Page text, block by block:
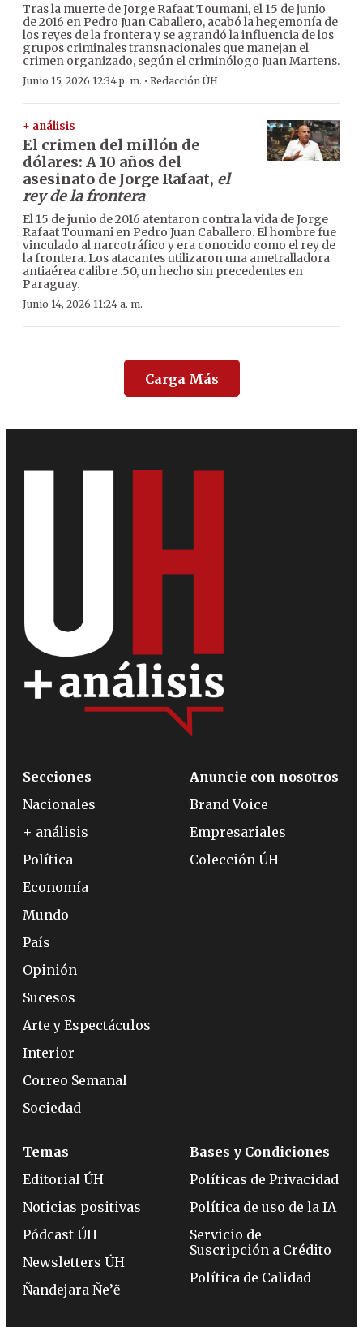
Tras la muerte de Jorge Rafaat Toumani, el 15 de junio
de 2016 en Pedro Juan Caballero, acabó la hegemonía de
los reyes de la frontera y se agrandó la influencia de los
grupos criminales transnacionales que manejan el
crimen organizado, según el criminólogo Juan Martens.
Junio 15, 2026 12:34 p. m. · Redacción ÚH
+ análisis
El crimen del millón de
dólares: A 10 años del
asesinato de Jorge Rafaat, el
rey de la frontera
El 15 de junio de 2016 atentaron contra la vida de Jorge
Rafaat Toumani en Pedro Juan Caballero. El hombre fue
vinculado al narcotráfico y era conocido como el rey de
la frontera. Los atacantes utilizaron una ametralladora
antiaérea calibre .50, un hecho sin precedentes en
Paraguay.
Junio 14, 2026 11:24 a. m.
Carga Más
Secciones
Nacionales
+ análisis
Política
Economía
Mundo
País
Opinión
Sucesos
Arte y Espectáculos
Interior
Correo Semanal
Sociedad
Anuncie con nosotros
Brand Voice
Empresariales
Colección ÚH
Temas
Editorial ÚH
Noticias positivas
Pódcast ÚH
Newsletters ÚH
Ñandejara Ñe’ẽ
Bases y Condiciones
Políticas de Privacidad
Política de uso de la IA
Servicio de
Suscripción a Crédito
Política de Calidad